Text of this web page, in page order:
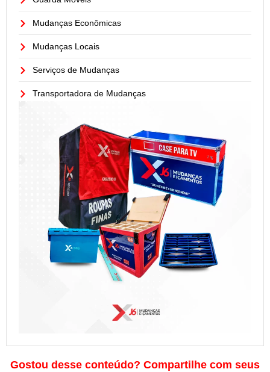
Mudanças Econômicas
Mudanças Locais
Serviços de Mudanças
Transportadora de Mudanças
Gostou desse conteúdo? Compartilhe com seus